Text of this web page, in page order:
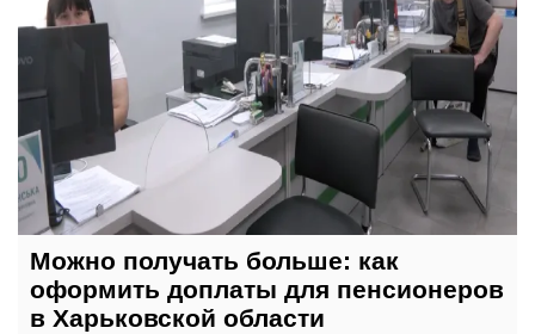
Можно получать больше: как
оформить доплаты для пенсионеров
в Харьковской области